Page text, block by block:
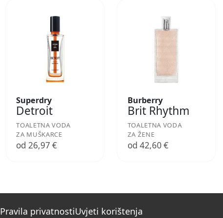
Superdry
Detroit
TOALETNA VODA
ZA MUŠKARCE
od 26,97 €
Burberry
Brit Rhythm
TOALETNA VODA
ZA ŽENE
od 42,60 €
Pravila privatnostiUvjeti korištenja